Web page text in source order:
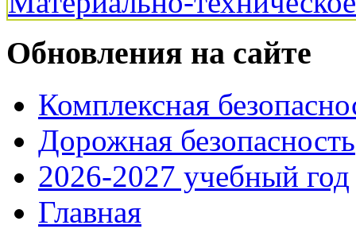
Обновления на сайте
Комплексная
Дорожная безопасность
2026-2027 учебный год
Главная